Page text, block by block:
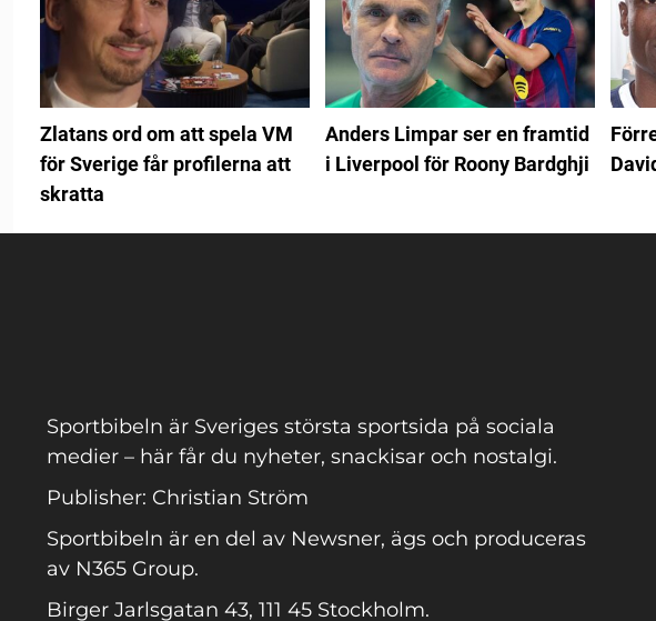
Zlatans ord om att spela VM
för Sverige får profilerna att
skratta
Anders Limpar ser en framtid
i Liverpool för Roony Bardghji
Sportbibeln är Sveriges största sportsida på sociala
medier – här får du nyheter, snackisar och nostalgi.
Publisher: Christian Ström
Sportbibeln är en del av Newsner, ägs och produceras
av N365 Group.
Birger Jarlsgatan 43, 111 45 Stockholm.